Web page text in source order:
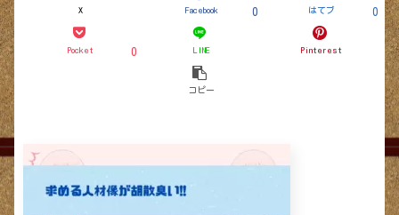
X Facebook 0 はてブ 0
Pocket 0 LINE Pinterest
コピー